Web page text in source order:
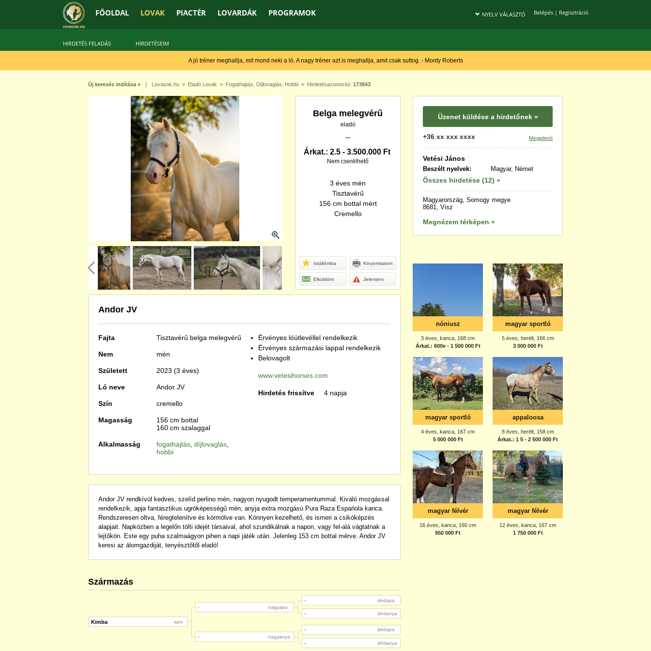
FŐOLDAL LOVAK PIACTÉR LOVARDÁK PROGRAMOK Belépés| Regisztráció
NYELV VÁLASZTÓ
HIRDETÉS FELADÁS HIRDETÉSEIM
A jó tréner meghallja, mit mond neki a ló. A nagy tréner azt is meghallja, amit csak suttog. - Monty Roberts
Új keresés indítása » | Lovasok.hu » Eladó Lovak » Fogathajtás Díjlovaglás Hobbi » Hirdetésazonosító: 173843
Belga melegvérű
eladó
Árkat.: 2.5 - 3.500.000 Ft
Nem cserélhető
3 éves mén
Tisztavérű
156 cm bottal mért
Cremello
Istállómba Kinyomtatom
Elküldöm Jelentem
Andor JV
Fajta Tisztavérű belga melegvérű
Nem mén
Született 2023 (3 éves)
Ló neve Andor JV
Szín cremello
Magasság
156 cm bottal
160 cm szalaggal
Alkalmasság fogathajtás díjlovaglás
hobbi
Érvényes lóútlevéllel rendelkezik
Érvényes származási lappal rendelkezik
Belovagolt
www.vetesihorses.com
Hirdetés frissítve 4 napja
Andor JV rendkívül kedves, szelíd perlino mén, nagyon nyugodt temperamentummal. Kiváló mozgással
rendelkezik, apja fantasztikus ugróképességű mén, anyja extra mozgású Pura Raza Espańola kanca.
Rendszeresen oltva, féregtelenítve és körmölve van. Könnyen kezelhető, és ismeri a csikóképzés
alapjait. Napközben a legelőn tölti idejét társaival, ahol szundikálnak a napon, vagy fel-alá vágtatnak a
lejtőkön. Este egy puha szalmaágyon pihen a napi játék után. Jelenleg 153 cm bottal mérve. Andor JV
keresi az álomgazdiját, tenyésztőtől eladó!
Származás
Kimba apa
- nagyapa
- nagyanya
- dédapa
- dédanya
- dédapa
- dédanya
Üzenet küldése a hirdetőnek »
+36 xx xxx xxxx Megjelenít
Vetési János
Beszélt nyelvek: Magyar, Német
Összes hirdetése (12) »
Magyarország, Somogy megye
8681, Visz
Megnézem térképen »